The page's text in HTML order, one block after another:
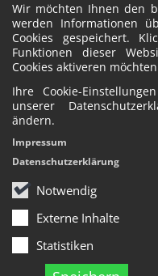
Wir möchten Ihnen den
werden Informationen
Cookies gespeichert.
Funktionen dieser
Cookies aktiveren
Ihre Cookie-
unserer
ändern.
Notwendig
Externe Inhalte
Statistiken
Impressum
Datenschutzerklärung